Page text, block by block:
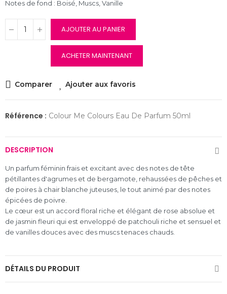
Notes de fond : Boisé, Muscs, Vanille
AJOUTER AU PANIER
ACHETER MAINTENANT
Comparer Ajouter aux favoris
Référence : Colour Me Colours Eau De Parfum 50ml
DESCRIPTION
Un parfum féminin frais et excitant avec des notes de tête
pétillantes d'agrumes et de bergamote, rehaussées de pêches et
de poires à chair blanche juteuses, le tout animé par des notes
épicées de poivre.
Le cœur est un accord floral riche et élégant de rose absolue et
de jasmin fleuri qui est enveloppé de patchouli riche et sensuel et
de vanilles douces avec des muscs tenaces chauds.
DÉTAILS DU PRODUIT